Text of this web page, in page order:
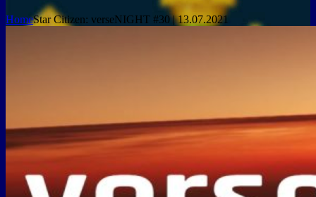
HomeStar Citizen: verseNIGHT #30 | 13.07.2021